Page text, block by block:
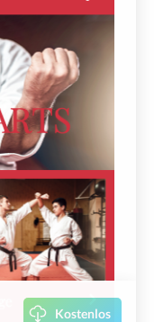
Kostenlos